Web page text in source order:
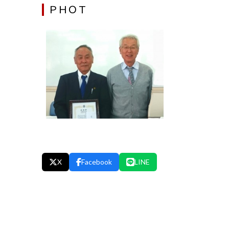
ＰＨＯＴ
X Facebook LINE